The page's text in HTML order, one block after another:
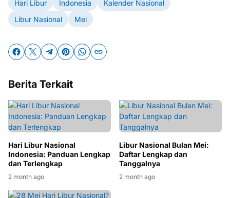
Hari Libur Indonesia
Kalender Nasional
Libur Nasional
Mei
Berita Terkait
Hari Libur Nasional
Indonesia: Panduan Lengkap
dan Terlengkap
2 month ago
Libur Nasional Bulan Mei:
Daftar Lengkap dan
Tanggalnya
2 month ago